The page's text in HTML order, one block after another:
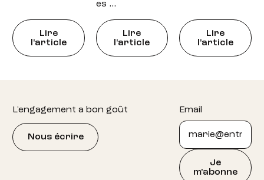
Lire
l'article
es …
Lire
l'article
Lire
l'article
L'engagement a bon goût
Nous écrire
Email
Je
m'abonne